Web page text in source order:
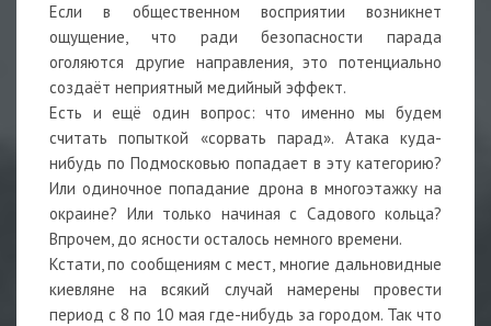
Если в общественном восприятии возникнет
ощущение, что ради безопасности парада
оголяются другие направления, это потенциально
создаёт неприятный медийный эффект.
Есть и ещё один вопрос: что именно мы будем
считать попыткой «сорвать парад». Атака куда-
нибудь по Подмосковью попадает в эту категорию?
Или одиночное попадание дрона в многоэтажку на
окраине? Или только начиная с Садового кольца?
Впрочем, до ясности осталось немного времени.
Кстати, по сообщениям с мест, многие дальновидные
киевляне на всякий случай намерены провести
период с 8 по 10 мая где-нибудь за городом. Так что